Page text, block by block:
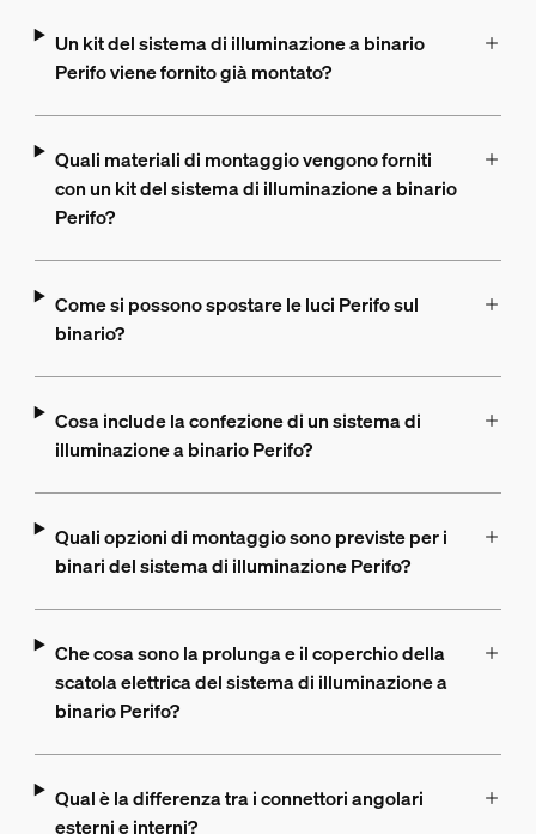
Un kit del sistema di illuminazione a binario
Perifo viene fornito già montato?
Quali materiali di montaggio vengono forniti
con un kit del sistema di illuminazione a binario
Perifo?
Come si possono spostare le luci Perifo sul
binario?
Cosa include la confezione di un sistema di
illuminazione a binario Perifo?
Quali opzioni di montaggio sono previste per i
binari del sistema di illuminazione Perifo?
Che cosa sono la prolunga e il coperchio della
scatola elettrica del sistema di illuminazione a
binario Perifo?
Qual è la differenza tra i connettori angolari
esterni e interni?